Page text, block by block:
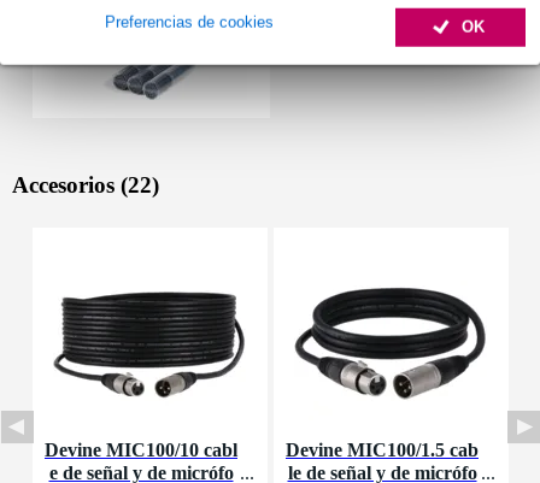
OK
Preferencias de cookies
Accesorios (22)
Devine MIC100/10 cabl
e de señal y de micrófo
Devine MIC100/1.5 cab
le de señal y de micrófo